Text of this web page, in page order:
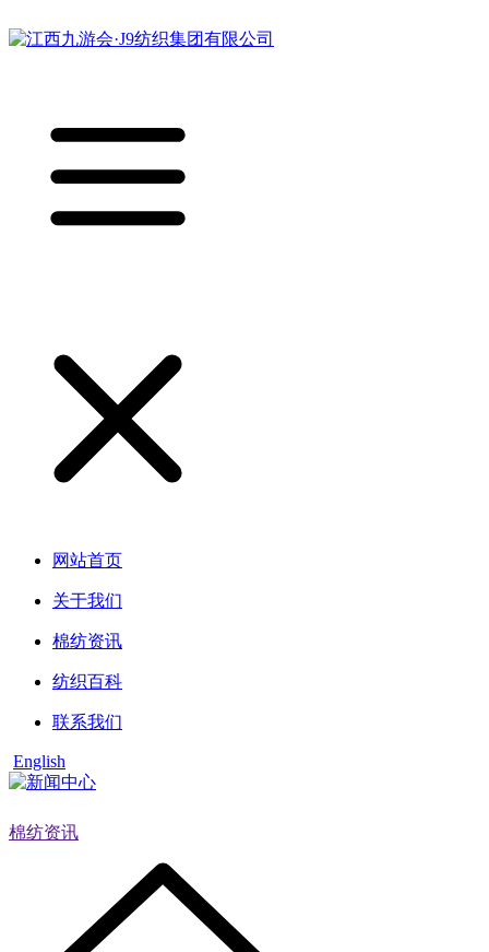
网站首页
关于我们
棉纺资讯
纺织百科
联系我们
English
棉纺资讯